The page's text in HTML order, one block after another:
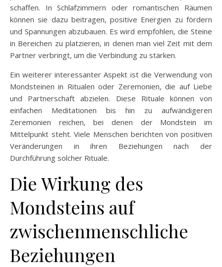
schaffen. In Schlafzimmern oder romantischen Räumen
können sie dazu beitragen, positive Energien zu fördern
und Spannungen abzubauen. Es wird empfohlen, die Steine
in Bereichen zu platzieren, in denen man viel Zeit mit dem
Partner verbringt, um die Verbindung zu stärken.
Ein weiterer interessanter Aspekt ist die Verwendung von
Mondsteinen in Ritualen oder Zeremonien, die auf Liebe
und Partnerschaft abzielen. Diese Rituale können von
einfachen Meditationen bis hin zu aufwändigeren
Zeremonien reichen, bei denen der Mondstein im
Mittelpunkt steht. Viele Menschen berichten von positiven
Veränderungen in ihren Beziehungen nach der
Durchführung solcher Rituale.
Die Wirkung des
Mondsteins auf
zwischenmenschliche
Beziehungen